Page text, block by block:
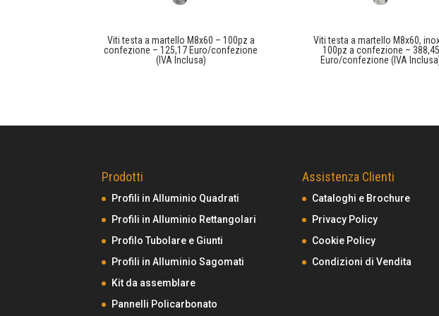
Viti testa a martello M8x60 – 100pz a
confezione – 125,17 Euro/confezione
(IVA Inclusa)
Viti testa a martello M8x60,
100pz a confezione – 388,45
Euro/confezione (IVA
Prodotti
Profili in Alluminio Quadrati
Profili in Alluminio Rettangolari
Profilo Tubolare e Giunti
Profili in Alluminio Sagomati
Kit da assemblare
Pannelli Policarbonato
Assistenza Clienti
Cataloghi e Brochure
Privacy Policy
Cookie Policy
Condizioni di Vendita